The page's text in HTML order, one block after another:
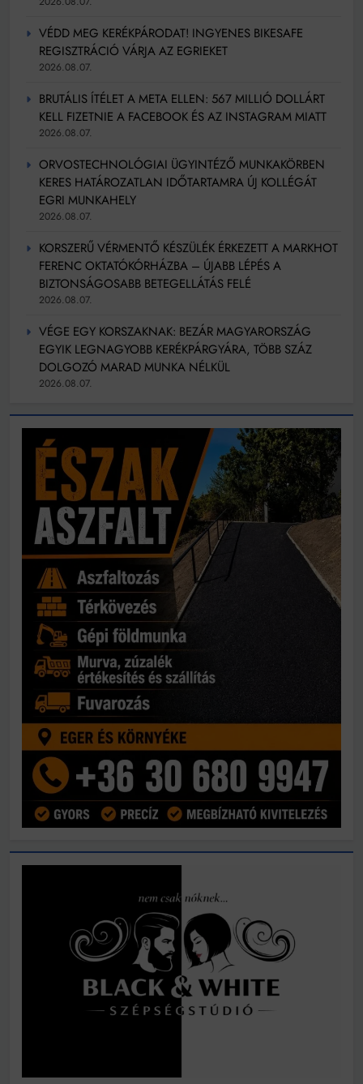
VÉDD MEG KERÉKPÁRODAT! INGYENES BIKESAFE
REGISZTRÁCIÓ VÁRJA AZ EGRIEKET
2026.08.07.
BRUTÁLIS ÍTÉLET A META ELLEN: 567 MILLIÓ DOLLÁRT
KELL FIZETNIE A FACEBOOK ÉS AZ INSTAGRAM MIATT
2026.08.07.
ORVOSTECHNOLÓGIAI ÜGYINTÉZŐ MUNKAKÖRBEN
KERES HATÁROZATLAN IDŐTARTAMRA ÚJ KOLLÉGÁT
EGRI MUNKAHELY
2026.08.07.
KORSZERŰ VÉRMENTŐ KÉSZÜLÉK ÉRKEZETT A MARKHOT
FERENC OKTATÓKÓRHÁZBA – ÚJABB LÉPÉS A
BIZTONSÁGOSABB BETEGELLÁTÁS FELÉ
2026.08.07.
VÉGE EGY KORSZAKNAK: BEZÁR MAGYARORSZÁG
EGYIK LEGNAGYOBB KERÉKPÁRGYÁRA, TÖBB SZÁZ
DOLGOZÓ MARAD MUNKA NÉLKÜL
2026.08.07.